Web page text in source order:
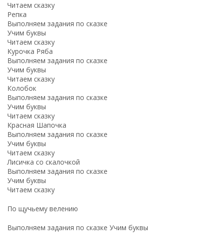
Читаем сказку
Репка
Выполняем задания по сказке
Учим буквы
Читаем сказку
Курочка Ряба
Выполняем задания по сказке
Учим буквы
Читаем сказку
Колобок
Выполняем задания по сказке
Учим буквы
Читаем сказку
Красная Шапочка
Выполняем задания по сказке
Учим буквы
Читаем сказку
Лисичка со скалочкой
Выполняем задания по сказке
Учим буквы
Читаем сказку
По щучьему велению
Выполняем задания по сказке Учим буквы